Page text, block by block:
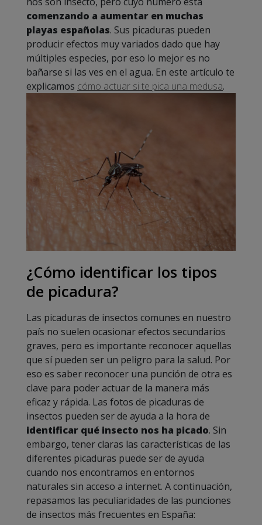
comenzando a aumentar en muchas
playas españolas. Sus picaduras pueden
producir efectos muy variados dado que hay
múltiples especies, por eso lo mejor es no
bañarse si las ves en el agua. En este artículo te
explicamos cómo actuar si te pica una medusa.
¿Cómo identificar los tipos
de picadura?
Las picaduras de insectos comunes en nuestro
país no suelen ocasionar efectos secundarios
graves, pero es importante reconocer aquellas
que sí pueden ser un peligro para la salud. Por
eso es saber reconocer una punción de otra es
clave para poder actuar de la manera más
eficaz y rápida. Las fotos de picaduras de
insectos pueden ser de ayuda a la hora de
identificar qué insecto nos ha picado. Sin
embargo, tener claras las características de las
diferentes picaduras puede ser de ayuda
cuando nos encontramos en entornos
naturales sin acceso a internet. A continuación,
repasamos las peculiaridades de las punciones
de insectos más frecuentes en España: